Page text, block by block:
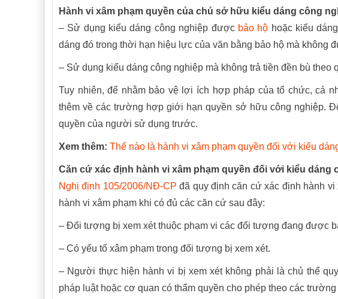
Hành vi xâm phạm quyền của chủ sở hữu kiểu dáng công
– Sử dụng kiểu dáng công nghiệp được bảo hộ hoặc kiểu
dáng đó trong thời hạn hiệu lực của văn bằng bảo hộ mà không
– Sử dụng kiểu dáng công nghiệp mà không trả tiền đền bù theo
Tuy nhiên, để nhằm bảo vệ lợi ích hợp pháp của tổ chức, cá
thêm về các trường hợp giới hạn quyền sở hữu công nghiệp.
quyền của người sử dụng trước.
Xem thêm: Thế nào là hành vi xâm phạm quyền đối với kiểu
Căn cứ xác định hành vi xâm phạm quyền đối với kiểu dáng
Nghị định 105/2006/NĐ-CP đã quy định căn cứ xác định hành
hành vi xâm phạm khi có đủ các căn cứ sau đây:
– Đối tượng bị xem xét thuộc phạm vi các đối tượng đang được
– Có yếu tố xâm phạm trong đối tượng bị xem xét.
– Người thực hiện hành vi bị xem xét không phải là chủ thể
pháp luật hoặc cơ quan có thẩm quyền cho phép theo các